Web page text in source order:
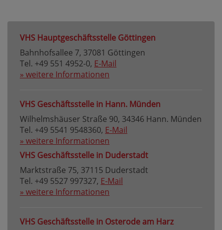
VHS Hauptgeschäftsstelle Göttingen
Bahnhofsallee 7, 37081 Göttingen
Tel. +49 551 4952-0, E-Mail
» weitere Informationen
VHS Geschäftsstelle in Hann. Münden
Wilhelmshäuser Straße 90, 34346 Hann. Münden
Tel. +49 5541 9548360, E-Mail
» weitere Informationen
VHS Geschäftsstelle in Duderstadt
Marktstraße 75, 37115 Duderstadt
Tel. +49 5527 997327, E-Mail
» weitere Informationen
VHS Geschäftsstelle in Osterode am Harz